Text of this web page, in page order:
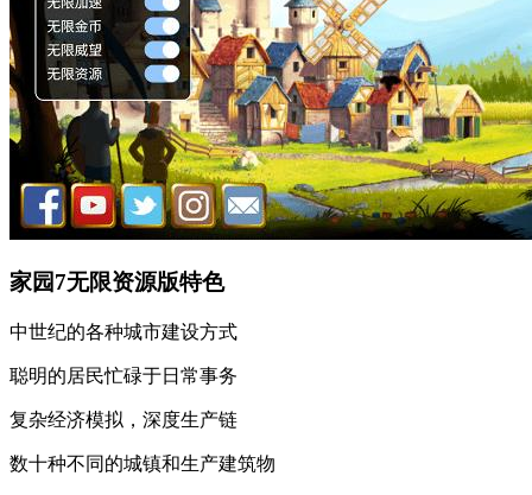
家园7无限资源版特色
中世纪的各种城市建设方式
聪明的居民忙碌于日常事务
复杂经济模拟，深度生产链
数十种不同的城镇和生产建筑物